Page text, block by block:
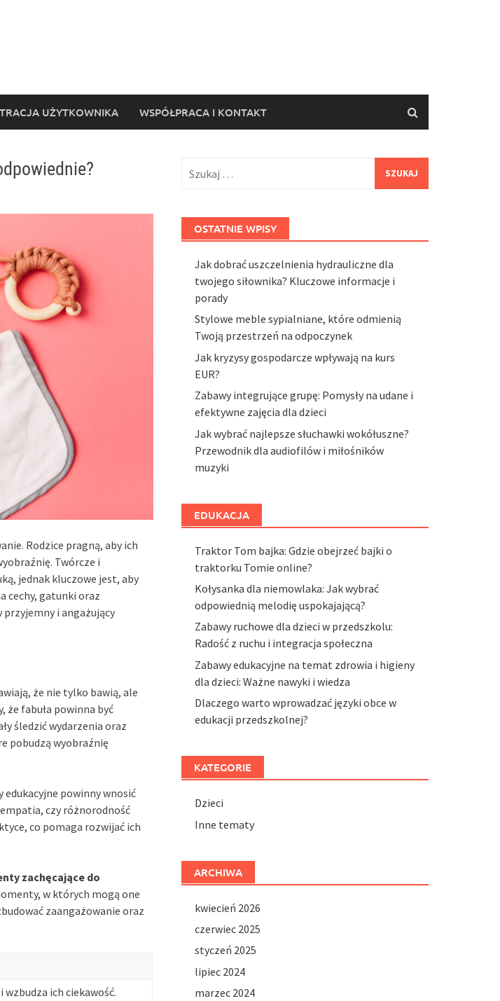
UŻYTKOWNIKA WSPÓŁPRACA I KONTAKT
Rodzice pragną, aby ich
Twórcze i
jednak kluczowe jest, aby
cechy, gatunki oraz
i angażujący
że nie tylko bawią, ale
że fabuła powinna być
śledzić wydarzenia oraz
pobudzą wyobraźnię
edukacyjne powinny wnosić
czy różnorodność
co pomaga rozwijać ich
zachęcające do
w których mogą one
zaangażowanie oraz
ich ciekawość.
OSTATNIE WPISY
Jak dobrać uszczelnienia hydrauliczne dla
twojego siłownika? Kluczowe informacje i
porady
Stylowe meble sypialniane, które odmienią
Twoją przestrzeń na odpoczynek
Jak kryzysy gospodarcze wpływają na kurs
EUR?
Zabawy integrujące grupę: Pomysły na udane i
efektywne zajęcia dla dzieci
Jak wybrać najlepsze słuchawki wokółuszne?
Przewodnik dla audiofilów i miłośników
muzyki
EDUKACJA
Traktor Tom bajka: Gdzie obejrzeć bajki o
traktorku Tomie online?
Kołysanka dla niemowlaka: Jak wybrać
odpowiednią melodię uspokajającą?
Zabawy ruchowe dla dzieci w przedszkolu:
Radość z ruchu i integracja społeczna
Zabawy edukacyjne na temat zdrowia i higieny
dla dzieci: Ważne nawyki i wiedza
Dlaczego warto wprowadzać języki obce w
edukacji przedszkolnej?
KATEGORIE
Dzieci
Inne tematy
ARCHIWA
kwiecień 2026
czerwiec 2025
styczeń 2025
lipiec 2024
marzec 2024